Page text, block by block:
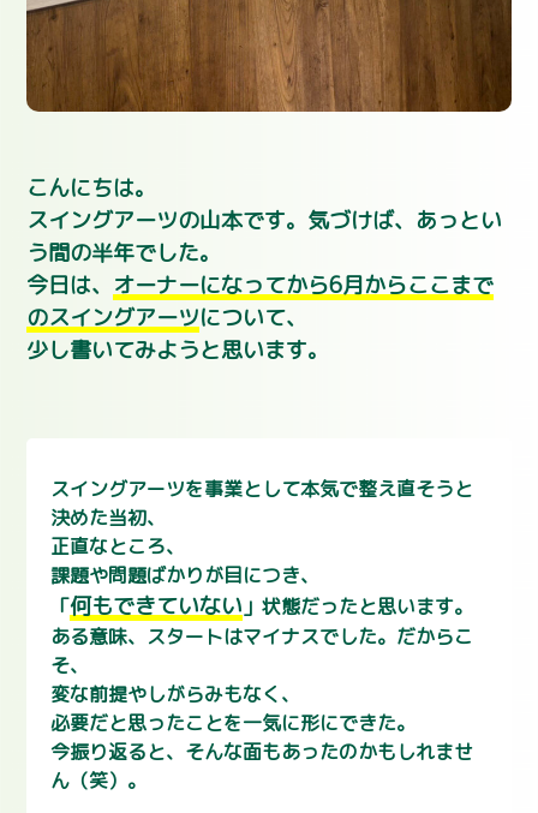
こんにちは。
スイングアーツの山本です。気づけば、あっとい
う間の半年でした。
今日は、 オーナーになってから6月からここまで
のスイングアーツについて、
少し書いてみようと思います。
スイングアーツを事業として本気で整え直そうと
決めた当初、
正直なところ、
課題や問題ばかりが目につき、
「何もできていない 」状態だったと思います。
ある意味、スタートはマイナスでした。だからこ
そ、
変な前提やしがらみもなく、
必要だと思ったことを一気に形にできた。
今振り返ると、そんな面もあったのかもしれませ
ん（笑）。